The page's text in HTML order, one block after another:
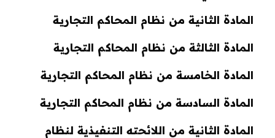
المادة الثانية من نظام المحاكم التجارية
المادة الثالثة من نظام المحاكم التجارية
المادة الخامسة من نظام المحاكم التجارية
المادة السادسة من نظام المحاكم التجارية
المادة الثانية من اللائحته التنفيذية لنظام